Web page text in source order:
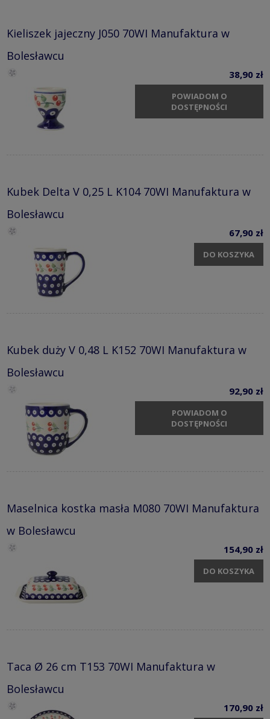
Kieliszek jajeczny J050 70WI Manufaktura w
Bolesławcu
38,90 zł
POWIADOM O
DOSTĘPNOŚCI
Kubek Delta V 0,25 L K104 70WI Manufaktura w
Bolesławcu
67,90 zł
DO KOSZYKA
Kubek duży V 0,48 L K152 70WI Manufaktura w
Bolesławcu
92,90 zł
POWIADOM O
DOSTĘPNOŚCI
Maselnica kostka masła M080 70WI Manufaktura
w Bolesławcu
154,90 zł
DO KOSZYKA
Taca Ø 26 cm T153 70WI Manufaktura w
Bolesławcu
170,90 zł